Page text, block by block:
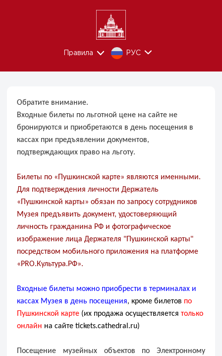
Правила РУС
Обратите внимание.
Входные билеты по льготной цене на сайте не
бронируются и приобретаются в день посещения в
кассах при предъявлении документов,
подтверждающих право на льготу.
Билеты по «Пушкинской карте» являются именными.
Для подтверждения личности Держатель
«Пушкинской карты» обязан по запросу сотрудников
Музея предъявить документ, удостоверяющий
личность гражданина РФ и фотографическое
изображение лица Держателя "Пушкинской карты"
посредством мобильного приложения на платформе
«PRO.Культура.РФ».
Входные билеты можно приобрести в терминалах и
кассах Музея в день посещения, кроме билетов по
Пушкинской карте (их продажа осуществляется только
онлайн на сайте tickets.cathedral.ru)
Посещение музейных объектов по Электронному